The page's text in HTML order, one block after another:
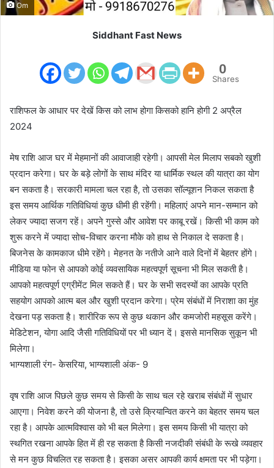
Om
Siddhant Fast News
0
Shares
राशिफल के आधार पर देखें किस को लाभ होगा किसको हानि होगी 2 अप्रैल
2024
मेष राशि आज घर में मेहमानों की आवाजाही रहेगी। आपसी मेल मिलाप सबको खुशी
प्रदान करेगा। घर के बड़े लोगों के साथ मंदिर या धार्मिक स्थल की यात्रा का योग
बन सकता है। सरकारी मामला चल रहा है, तो उसका सॉल्यूशन निकल सकता है
इस समय आर्थिक गतिविधियां कुछ धीमी ही रहेंगी। महिलाएं अपने मान-सम्मान को
लेकर ज्यादा सजग रहें। अपने गुस्से और आवेश पर काबू रखें। किसी भी काम को
शुरू करने में ज्यादा सोच-विचार करना मौके को हाथ से निकाल दे सकता है।
बिजनेस के कामकाज धीमे रहेंगे। मेहनत के नतीजे आने वाले दिनों में बेहतर होंगे।
मीडिया या फोन से आपको कोई व्यवसायिक महत्वपूर्ण सूचना भी मिल सकती है।
आपको महत्वपूर्ण एग्रीमेंट मिल सकते हैं। घर के सभी सदस्यों का आपके प्रति
सहयोग आपको आत्म बल और खुशी प्रदान करेगा। प्रेम संबंधों में निराशा का मुंह
देखना पड़ सकता है। शारीरिक रूप से कुछ थकान और कमजोरी महसूस करेंगे।
मेडिटेशन, योगा आदि जैसी गतिविधियों पर भी ध्यान दें। इससे मानसिक सुकून भी
मिलेगा।
भाग्यशाली रंग- केसरिया, भाग्यशाली अंक- 9
वृष राशि आज पिछले कुछ समय से किसी के साथ चल रहे खराब संबंधों में सुधार
आएगा। निवेश करने की योजना है, तो उसे क्रियान्वित करने का बेहतर समय चल
रहा है। आपके आत्मविश्वास को भी बल मिलेगा। इस समय किसी भी यात्रा को
स्थगित रखना आपके हित में ही रह सकता है किसी नजदीकी संबंधी के रूखे व्यवहार
से मन कुछ विचलित रह सकता है। इसका असर आपकी कार्य क्षमता पर भी पड़ेगा।